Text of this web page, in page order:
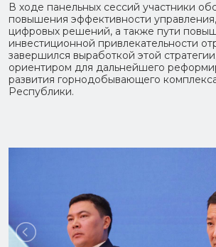
В ходе панельных сессий участники
повышения эффективности
цифровых решений, а также пути
инвестиционной привлекательности
завершился выработкой этой
ориентиром для дальнейшего
развития горнодобывающего
Республики.